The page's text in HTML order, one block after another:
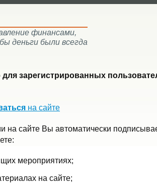
финансами,
деньги были всегда
для зарегистрированных
на сайте
на сайте Вы автоматически
мероприятиях;
на сайте;